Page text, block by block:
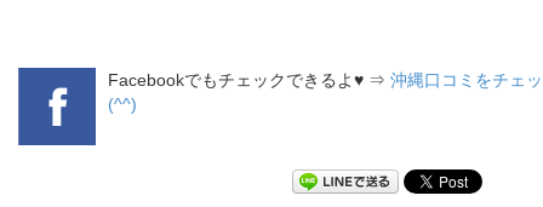
Facebookでもチェックできるよ♥ ⇒ 沖縄口コミをチェ
(^^)